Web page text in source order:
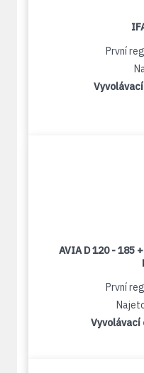
První
AVIA D 120 - 185
První
Vyvolávací